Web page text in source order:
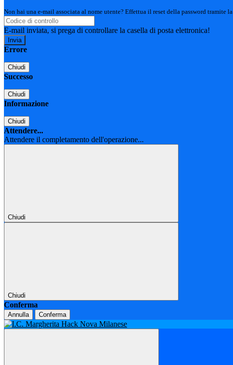
Non hai una e-mail associata al nome utente? Effettua il reset della password tramite la
E-mail inviata, si prega di controllare la casella di posta elettronica!
Errore
Chiudi
Successo
Chiudi
Informazione
Chiudi
Attendere...
Attendere il completamento dell'operazione...
Chiudi
Chiudi
Conferma
Annulla Conferma